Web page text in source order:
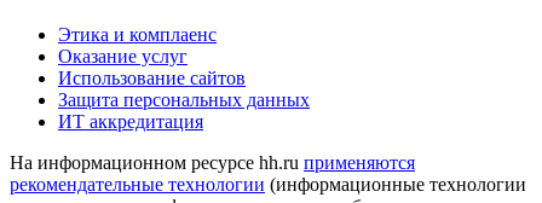
Этика и комплаенс
Оказание услуг
Использование сайтов
Защита персональных данных
ИТ аккредитация
На информационном ресурсе hh.ru применяются
рекомендательные технологии (информационные технологии